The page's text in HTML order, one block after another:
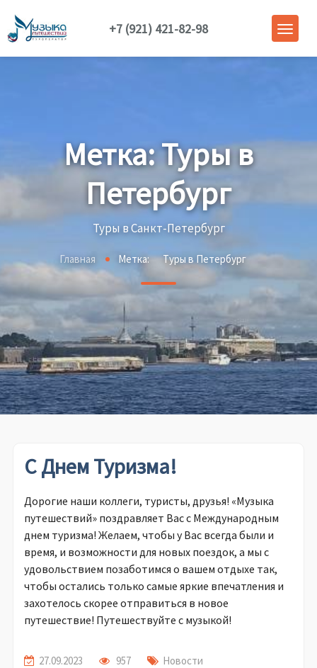
+7 (921) 421-82-98
Метка:Туры в
Петербург
Туры в Санкт-Петербург
Главная Метка: Туры в Петербург
С Днем Туризма!
Дорогие наши коллеги, туристы, друзья! «Музыка
путешествий» поздравляет Вас с Международным
днем туризма! Желаем, чтобы у Вас всегда были и
время, и возможности для новых поездок, а мы с
удовольствием позаботимся о вашем отдыхе так,
чтобы остались только самые яркие впечатления и
захотелось скорее отправиться в новое
путешествие! Путешествуйте с музыкой!
27.09.2023 957 Новости